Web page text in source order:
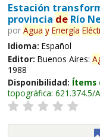
Estación
provincia deRío
por Agua y Energía
Idioma: Español
Editor: Buenos Aires:
1988
Disponibilidad: Ítems
topográfica: 621.374.5/